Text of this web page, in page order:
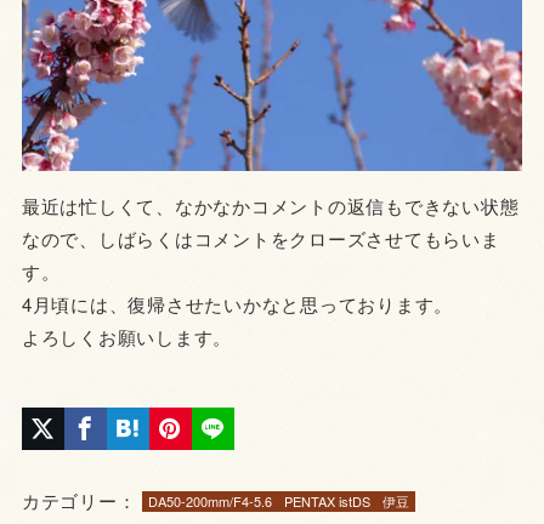
最近は忙しくて、なかなかコメントの返信もできない状態
なので、しばらくはコメントをクローズさせてもらいま
す。
4月頃には、復帰させたいかなと思っております。
よろしくお願いします。
カテゴリー： DA50-200mm/F4-5.6 PENTAX istDS 伊豆